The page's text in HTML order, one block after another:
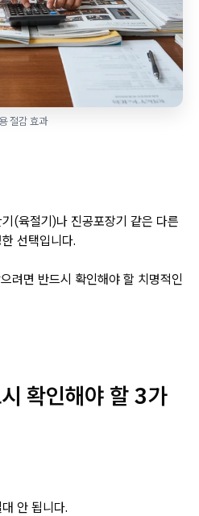
절감 효과
(육절기)나 진공포장기 같은 다른
선택입니다.
려면 반드시 확인해야 할 치명적인
확인해야 할 3가
안 됩니다.